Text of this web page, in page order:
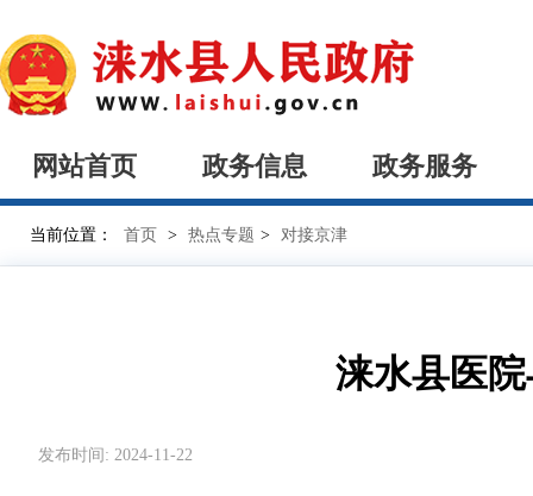
网站首页 政务信息 政务服务
当前位置： 首页 > 热点专题 > 对接京津
涞水县医
发布时间: 2024-11-22